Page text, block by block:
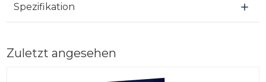
Spezifikation
Zuletzt angesehen